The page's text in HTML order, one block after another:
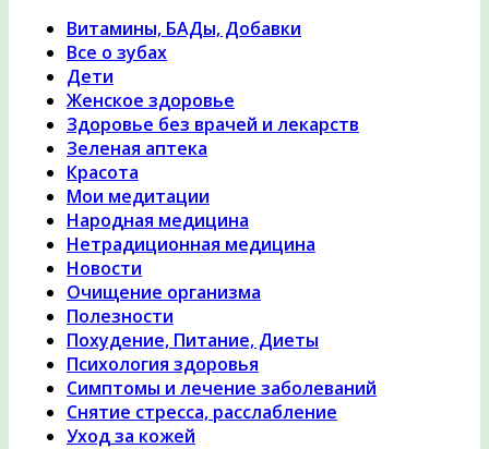
Витамины, БАДы, Добавки
Все о зубах
Дети
Женское здоровье
Здоровье без врачей и лекарств
Зеленая аптека
Красота
Мои медитации
Народная медицина
Нетрадиционная медицина
Новости
Очищение организма
Полезности
Похудение, Питание, Диеты
Психология здоровья
Симптомы и лечение заболеваний
Снятие стресса, расслабление
Уход за кожей